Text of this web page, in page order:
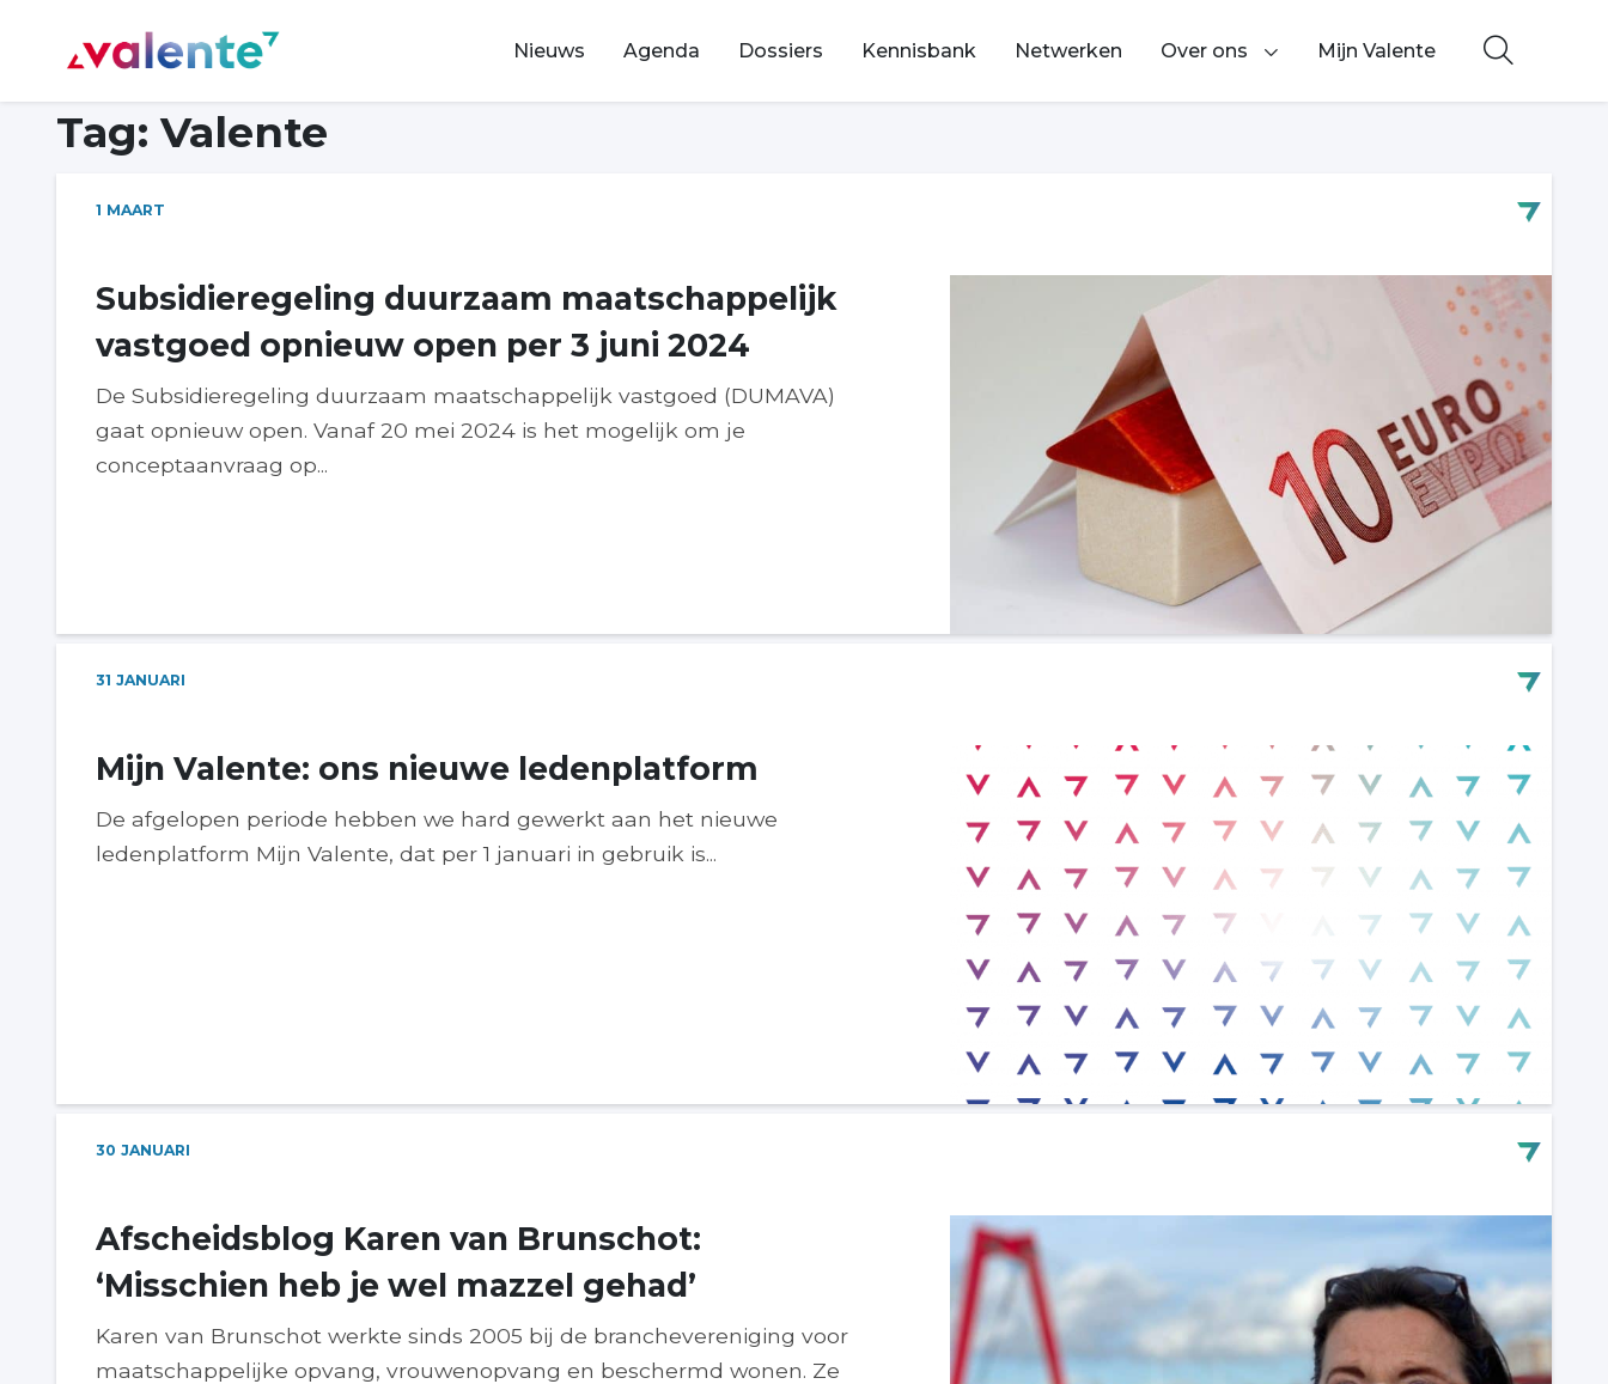
Vereniging Valente
Nieuws Agenda Dossiers Kennisbank Netwerken Over ons
Toon onderliggende navigatie items
Mijn Valente
Tag:Valente
1 MAART
Subsidieregeling duurzaam maatschappelijk
vastgoed opnieuw open per 3 juni 2024
De Subsidieregeling duurzaam maatschappelijk vastgoed (DUMAVA)
gaat opnieuw open. Vanaf 20 mei 2024 is het mogelijk om je
conceptaanvraag op...
31 JANUARI
Mijn Valente: ons nieuwe ledenplatform
De afgelopen periode hebben we hard gewerkt aan het nieuwe
ledenplatform Mijn Valente, dat per 1 januari in gebruik is...
30 JANUARI
Afscheidsblog Karen van Brunschot:
‘Misschien heb je wel mazzel gehad’
Karen van Brunschot werkte sinds 2005 bij de branchevereniging voor
maatschappelijke opvang, vrouwenopvang en beschermd wonen. Ze